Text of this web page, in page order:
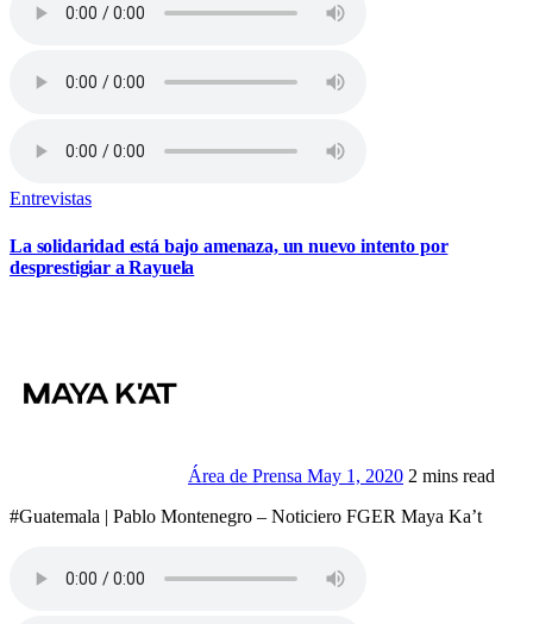
Entrevistas
La solidaridad está bajo amenaza, un nuevo intento por
desprestigiar a Rayuela
Área de Prensa May 1, 2020 2 mins read
#Guatemala | Pablo Montenegro – Noticiero FGER Maya Ka’t